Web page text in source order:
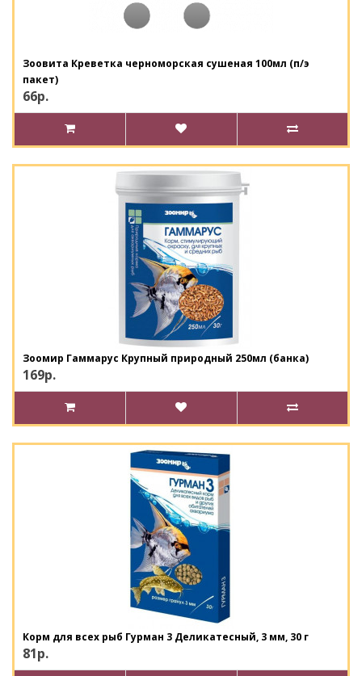
Зоовита Креветка черноморская сушеная 100мл (п/э
пакет)
66р.
Зоомир Гаммарус Крупный природный 250мл (банка)
169р.
Корм для всех рыб Гурман 3 Деликатесный, 3 мм, 30 г
81р.